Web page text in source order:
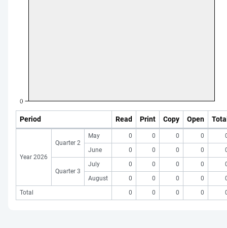
Period Read Print Copy Open
Year 2026
Quarter 2
May 0 0 0 0
June
0 0 0 0
Quarter 3
July 0 0 0 0
August
0 0 0 0
Total
0 0 0 0